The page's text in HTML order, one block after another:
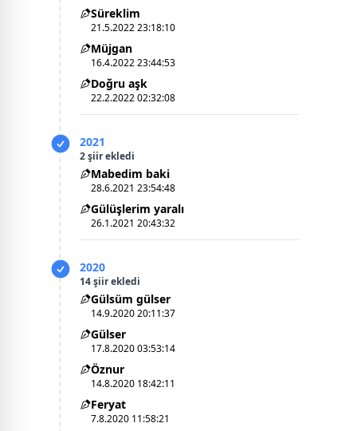
Süreklim
21.5.2022 23:18:10
Müjgan
16.4.2022 23:44:53
Doğru aşk
22.2.2022 02:32:08
2021
2 şiir ekledi
Mabedim baki
28.6.2021 23:54:48
Gülüşlerim yaralı
26.1.2021 20:43:32
2020
14 şiir ekledi
Gülsüm gülser
14.9.2020 20:11:37
Gülser
17.8.2020 03:53:14
Öznur
14.8.2020 18:42:11
Feryat
7.8.2020 11:58:21